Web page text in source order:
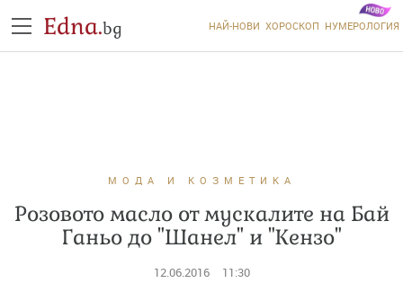
Edna.bg НАЙ-НОВИ ХОРОСКОП НУМЕРОЛОГИЯ
МОДА И КОЗМЕТИКА
Розовото масло от мускалите на Бай
Ганьо до "Шанел" и "Кензо"
12.06.2016 11:30